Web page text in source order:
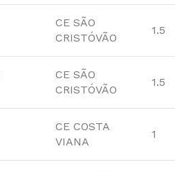
CE SÃO
CRISTÓVÃO
1.5
CE SÃO
CRISTÓVÃO
1.5
CE COSTA
VIANA
1